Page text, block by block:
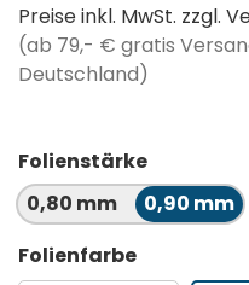
Preise inkl. MwSt. zzgl.
(ab 79,- € gratis
Deutschland)
Folienstärke
0,80 mm
0,90 mm
Folienfarbe